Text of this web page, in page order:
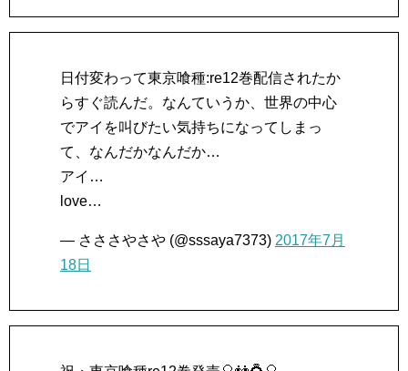
日付変わって東京喰種:re12巻配信されたか
らすぐ読んだ。なんていうか、世界の中心
でアイを叫びたい気持ちになってしまっ
て、なんだかなんだか…
アイ…
love…
— さささやさや (@sssaya7373) 2017年7月
18日